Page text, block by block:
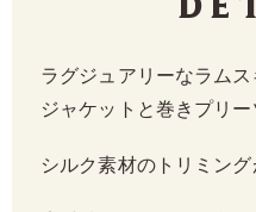
ラグジュアリーなラム
ジャケットと巻きプリ
シルク素材のトリミン